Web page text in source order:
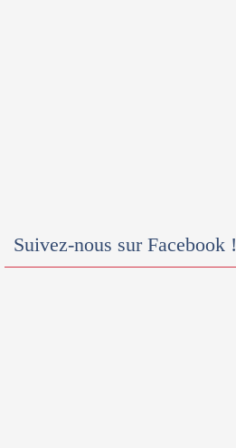
Suivez-nous sur Facebook !